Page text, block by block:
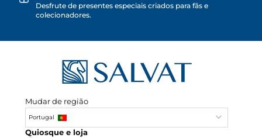
Desfrute de presentes especiais criados para fãs e
colecionadores.
Mudar de região
Portugal
Quiosque e loja